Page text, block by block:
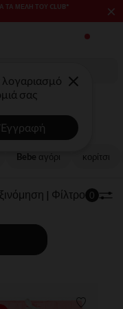
ΤΗΣ ΣΥΛΛΟΓΉΣ ΜΌΔΑΣ
×
λογαριασμό
σας
Bebe αγόρι​ κορίτσι
| Φίλτρο 0